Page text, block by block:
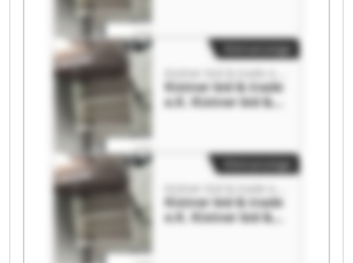
Kistner bid & trade
e.K. Kistner bid &
Kleinanzeige
Kistner bid & trade
e.K. Kistner bid &
Kleinanzeige